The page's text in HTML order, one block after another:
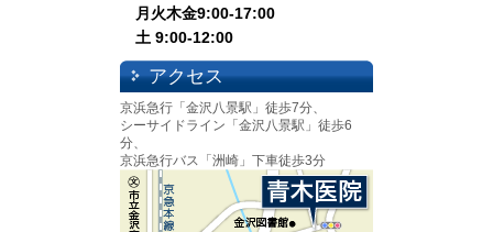
月火木金9:00-17:00
土 9:00-12:00
アクセス
京浜急行「金沢八景駅」徒歩7分、
シーサイドライン「金沢八景駅」徒歩6
分、
京浜急行バス「洲崎」下車徒歩3分